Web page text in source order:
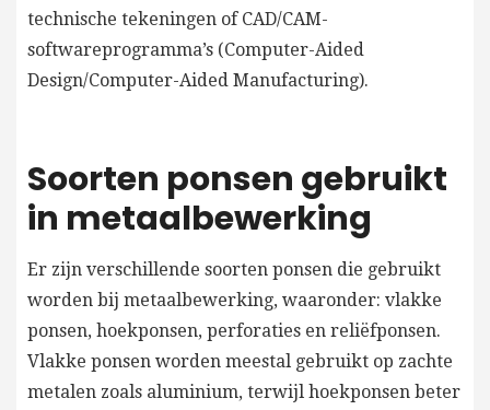
technische tekeningen of CAD/CAM-
softwareprogramma’s (Computer-Aided
Design/Computer-Aided Manufacturing).
Soorten ponsen gebruikt
in metaalbewerking
Er zijn verschillende soorten ponsen die gebruikt
worden bij metaalbewerking, waaronder: vlakke
ponsen, hoekponsen, perforaties en reliëfponsen.
Vlakke ponsen worden meestal gebruikt op zachte
metalen zoals aluminium, terwijl hoekponsen beter